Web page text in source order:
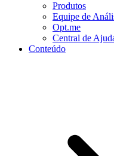
Produtos
Equipe de
Opt.me
Central de
Conteúdo